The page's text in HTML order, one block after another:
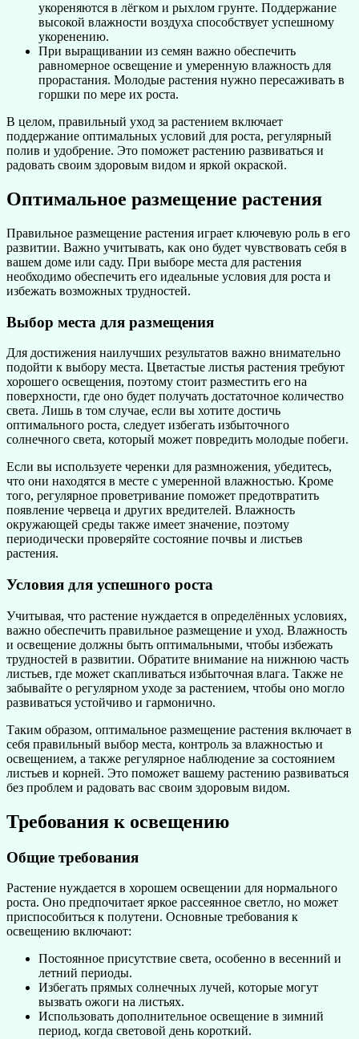
укореняются в лёгком и рыхлом грунте. Поддержание
высокой влажности воздуха способствует успешному
укоренению.
При выращивании из семян важно обеспечить
равномерное освещение и умеренную влажность для
прорастания. Молодые растения нужно пересаживать в
горшки по мере их роста.
В целом, правильный уход за растением включает
поддержание оптимальных условий для роста, регулярный
полив и удобрение. Это поможет растению развиваться и
радовать своим здоровым видом и яркой окраской.
Оптимальное размещение растения
Правильное размещение растения играет ключевую роль в его
развитии. Важно учитывать, как оно будет чувствовать себя в
вашем доме или саду. При выборе места для растения
необходимо обеспечить его идеальные условия для роста и
избежать возможных трудностей.
Выбор места для размещения
Для достижения наилучших результатов важно внимательно
подойти к выбору места. Цветастые листья растения требуют
хорошего освещения, поэтому стоит разместить его на
поверхности, где оно будет получать достаточное количество
света. Лишь в том случае, если вы хотите достичь
оптимального роста, следует избегать избыточного
солнечного света, который может повредить молодые побеги.
Если вы используете черенки для размножения, убедитесь,
что они находятся в месте с умеренной влажностью. Кроме
того, регулярное проветривание поможет предотвратить
появление червеца и других вредителей. Влажность
окружающей среды также имеет значение, поэтому
периодически проверяйте состояние почвы и листьев
растения.
Условия для успешного роста
Учитывая, что растение нуждается в определённых условиях,
важно обеспечить правильное размещение и уход. Влажность
и освещение должны быть оптимальными, чтобы избежать
трудностей в развитии. Обратите внимание на нижнюю часть
листьев, где может скапливаться избыточная влага. Также не
забывайте о регулярном уходе за растением, чтобы оно могло
развиваться устойчиво и гармонично.
Таким образом, оптимальное размещение растения включает в
себя правильный выбор места, контроль за влажностью и
освещением, а также регулярное наблюдение за состоянием
листьев и корней. Это поможет вашему растению развиваться
без проблем и радовать вас своим здоровым видом.
Требования к освещению
Общие требования
Растение нуждается в хорошем освещении для нормального
роста. Оно предпочитает яркое рассеянное светло, но может
приспособиться к полутени. Основные требования к
освещению включают:
Постоянное присутствие света, особенно в весенний и
летний периоды.
Избегать прямых солнечных лучей, которые могут
вызвать ожоги на листьях.
Использовать дополнительное освещение в зимний
период, когда световой день короткий.